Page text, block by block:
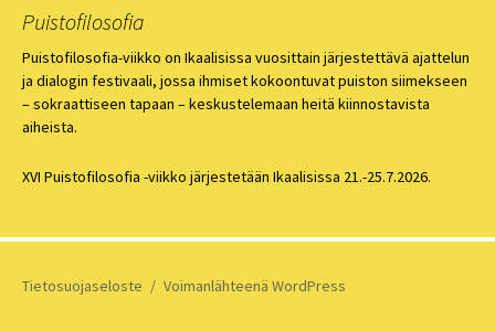
Puistofilosofia
Puistofilosofia-viikko on Ikaalisissa vuosittain järjestettävä ajattelun
ja dialogin festivaali, jossa ihmiset kokoontuvat puiston siimekseen
– sokraattiseen tapaan – keskustelemaan heitä kiinnostavista
aiheista.
XVI Puistofilosofia -viikko järjestetään Ikaalisissa 21.-25.7.2026.
Tietosuojaseloste Voimanlähteenä WordPress